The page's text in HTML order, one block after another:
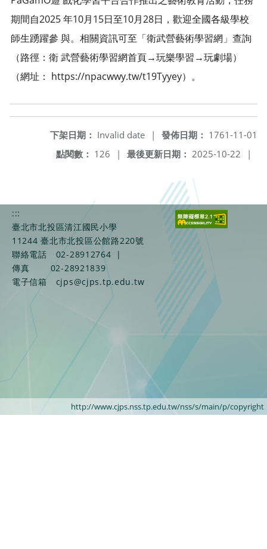
期間自2025 年10月15日至10月28日，歡迎全國各級學校
師生踴躍參 與。相關資訊可至「衛武營藝術學習網」查詢
（路徑：衛 武營藝術學習網首頁→玩樂學習→玩劇場）
（網址： https://npacwwy.tw/t19Tyyey）。
發佈日期： 1761-11-01
下架日期： Invalid date
|
最後更新日期： 2025-10-22 |
點閱數： 126 |
:::
臺北市北投區清江國民小學
11244 臺北市北投區公館路220號
聯絡電話
02-28912764
|
傳真
02-28921839
電子信箱
cjps@cjps.tp.edu.tw
http://www.cjps.nss.tp.edu.tw/nss/s/main/p/copyright